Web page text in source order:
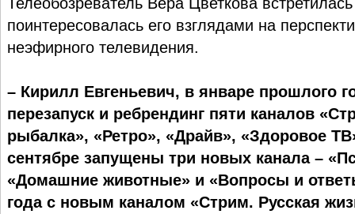
поинтересовалась его взглядами на
неэфирного телевидения.
– Кирилл Евгеньевич, в январе прошлого
перезапуск и ребрендинг пяти каналов
рыбалка», «Ретро», «Драйв», «Здоровое
сентябре запущены три новых канала –
«Домашние животные» и «Вопросы и
года с новым каналом «Стрим. Русская